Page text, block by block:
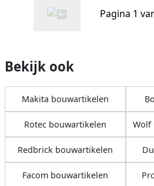
Pagina 1
Bekijk ook
Makita bouwartikelen
Rotec bouwartikelen Wolf
Redbrick bouwartikelen
Facom bouwartikelen